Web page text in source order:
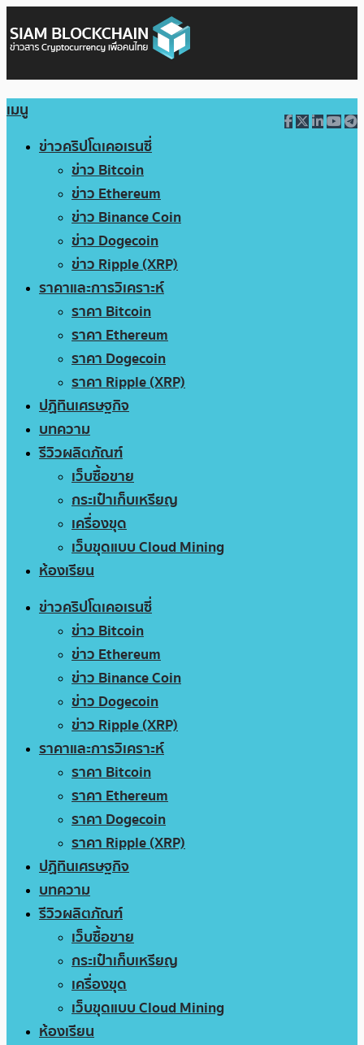
เมนู
ข่าวคริปโตเคอเรนซี่
ข่าว Bitcoin
ข่าว Ethereum
ข่าว Binance Coin
ข่าว Dogecoin
ข่าว Ripple (XRP)
ราคาและการวิเคราะห์
ราคา Bitcoin
ราคา Ethereum
ราคา Dogecoin
ราคา Ripple (XRP)
ปฏิทินเศรษฐกิจ
บทความ
รีวิวผลิตภัณฑ์
เว็บซื้อขาย
กระเป๋าเก็บเหรียญ
เครื่องขุด
เว็บขุดแบบ Cloud Mining
ห้องเรียน
ข่าวคริปโตเคอเรนซี่
ข่าว Bitcoin
ข่าว Ethereum
ข่าว Binance Coin
ข่าว Dogecoin
ข่าว Ripple (XRP)
ราคาและการวิเคราะห์
ราคา Bitcoin
ราคา Ethereum
ราคา Dogecoin
ราคา Ripple (XRP)
ปฏิทินเศรษฐกิจ
บทความ
รีวิวผลิตภัณฑ์
เว็บซื้อขาย
กระเป๋าเก็บเหรียญ
เครื่องขุด
เว็บขุดแบบ Cloud Mining
ห้องเรียน